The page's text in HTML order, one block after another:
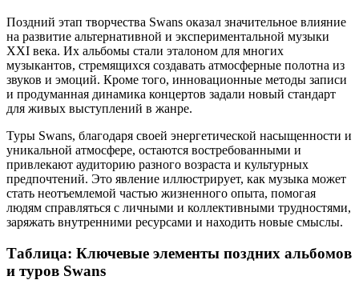
Поздний этап творчества Swans оказал значительное влияние
на развитие альтернативной и экспериментальной музыки
XXI века. Их альбомы стали эталоном для многих
музыкантов, стремящихся создавать атмосферные полотна из
звуков и эмоций. Кроме того, инновационные методы записи
и продуманная динамика концертов задали новый стандарт
для живых выступлений в жанре.
Туры Swans, благодаря своей энергетической насыщенности и
уникальной атмосфере, остаются востребованными и
привлекают аудиторию разного возраста и культурных
предпочтений. Это явление иллюстрирует, как музыка может
стать неотъемлемой частью жизненного опыта, помогая
людям справляться с личными и коллективными трудностями,
заряжать внутренними ресурсами и находить новые смыслы.
Таблица: Ключевые элементы поздних альбомов
и туров Swans